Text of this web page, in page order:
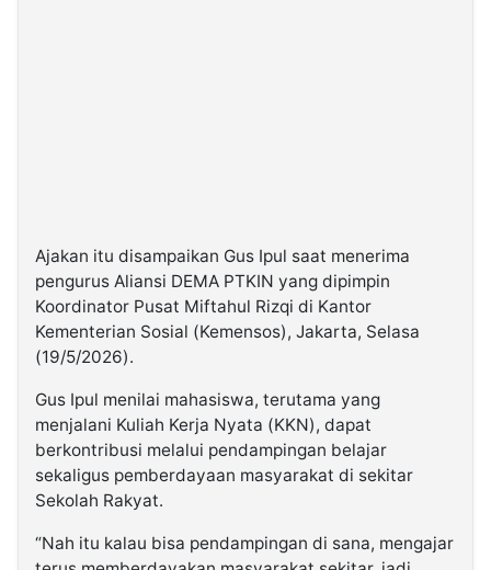
Ajakan itu disampaikan Gus Ipul saat menerima
pengurus Aliansi DEMA PTKIN yang dipimpin
Koordinator Pusat Miftahul Rizqi di Kantor
Kementerian Sosial (Kemensos), Jakarta, Selasa
(19/5/2026).
Gus Ipul menilai mahasiswa, terutama yang
menjalani Kuliah Kerja Nyata (KKN), dapat
berkontribusi melalui pendampingan belajar
sekaligus pemberdayaan masyarakat di sekitar
Sekolah Rakyat.
“Nah itu kalau bisa pendampingan di sana, mengajar